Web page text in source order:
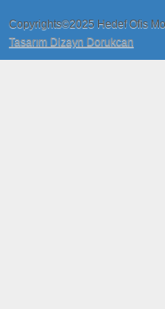
Copyrights©2025 Hedef Ofis
Tasarım Dizayn Dorukcan